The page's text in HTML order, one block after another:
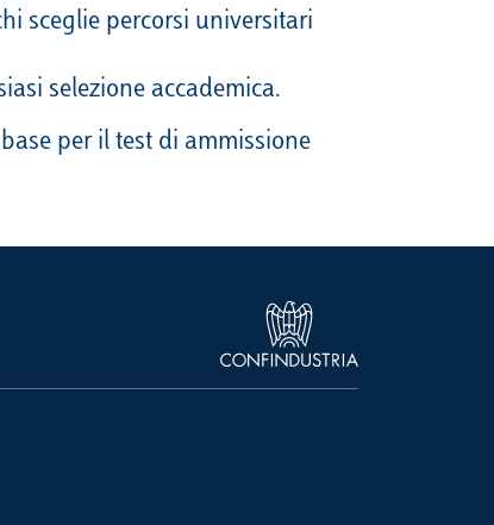
sceglie percorsi universitari
selezione accademica.
per il test di ammissione